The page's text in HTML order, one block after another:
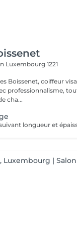
Luxembourg 1221
Boissenet, coiffeur
professionnalisme,
cha...